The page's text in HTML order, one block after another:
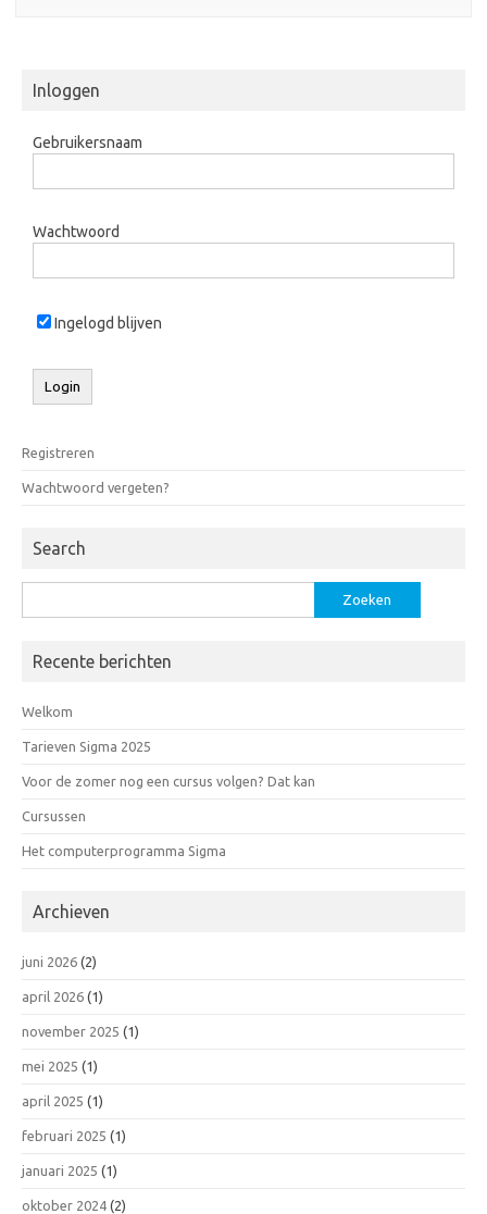
Inloggen
Gebruikersnaam
Wachtwoord
Ingelogd blijven
Registreren
Wachtwoord vergeten?
Search
naar:
Recente berichten
Welkom
Tarieven Sigma 2025
Voor de zomer nog een cursus volgen? Dat kan
Cursussen
Het computerprogramma Sigma
Archieven
juni 2026 (2)
april 2026 (1)
november 2025 (1)
mei 2025 (1)
april 2025 (1)
februari 2025 (1)
januari 2025 (1)
oktober 2024 (2)